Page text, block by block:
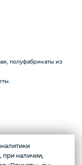
полуфабрикаты из
при наличии,